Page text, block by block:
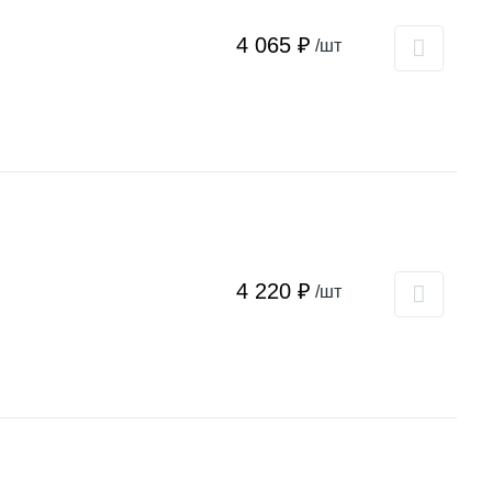
4 065 ₽ /шт
4 220 ₽ /шт